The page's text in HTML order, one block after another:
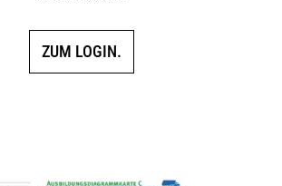
ZUM LOGIN.